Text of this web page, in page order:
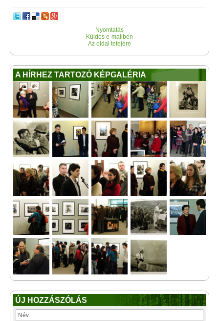
Nyomtatás
Küldés e-mailben
Az oldal tetejére
A HÍRHEZ TARTOZÓ KÉPGALÉRIA
ÚJ HOZZÁSZÓLÁS